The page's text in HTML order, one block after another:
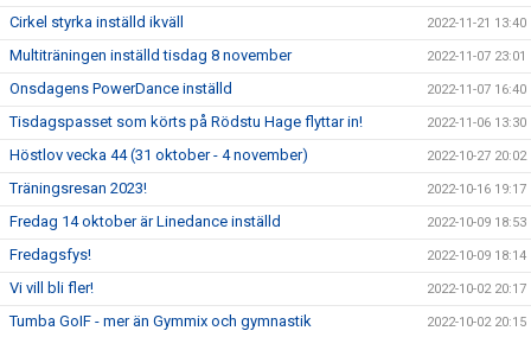
Cirkel styrka inställd ikväll 2022-11-21 13:40
Multiträningen inställd tisdag 8 november 2022-11-07 23:01
Onsdagens PowerDance inställd 2022-11-07 16:40
Tisdagspasset som körts på Rödstu Hage flyttar in! 2022-11-06 13:30
Höstlov vecka 44 (31 oktober - 4 november) 2022-10-27 20:02
Träningsresan 2023! 2022-10-16 19:17
Fredag 14 oktober är Linedance inställd 2022-10-09 18:53
Fredagsfys! 2022-10-09 18:14
Vi vill bli fler! 2022-10-02 20:17
Tumba GoIF - mer än Gymmix och gymnastik 2022-10-02 20:15